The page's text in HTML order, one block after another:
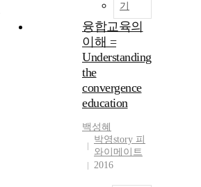
기
융합교육의
이해 =
Understanding
the
convergence
education
백성혜
박영story 피
와이메이트
2016